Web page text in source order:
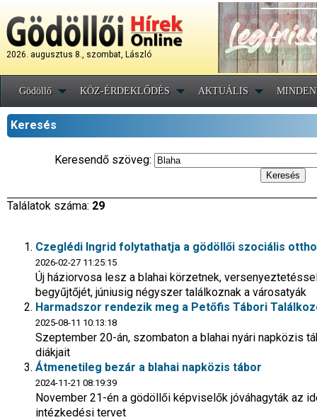
2026. augusztus 8., szombat, László
Gödöllő KÖZ-ÉRDEKLŐDÉS AKTUÁLIS
Keresés
Keresendő szöveg:
Találatok száma: 29
Czeglédi Ingrid folytathatja a gödöllői szociális
2026-02-27 11:25:15
Új háziorvosa lesz a blahai körzetnek,
begyűjtőjét, júniusig négyszer találkoznak a városatyák
Harmadszor rendezik meg a Petőfis Tábori
2025-08-11 10:13:18
Szeptember 20-án, szombaton a blahai nyári napközis
diákjait
Átmenetileg bezár a blahai napközis tábor
2024-11-21 08:19:39
November 21-én a gödöllői képviselők jóváhagyták az
intézkedési tervet